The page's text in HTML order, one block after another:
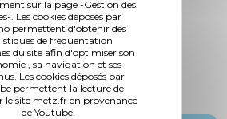
sur la page -Gestion des
. Les cookies déposés par
permettent d'obtenir des
de fréquentation
du site afin d'optimiser son
, sa navigation et ses
Les cookies déposés par
permettent la lecture de
le site metz.fr en provenance
de Youtube.
publié le 18/02/2013)